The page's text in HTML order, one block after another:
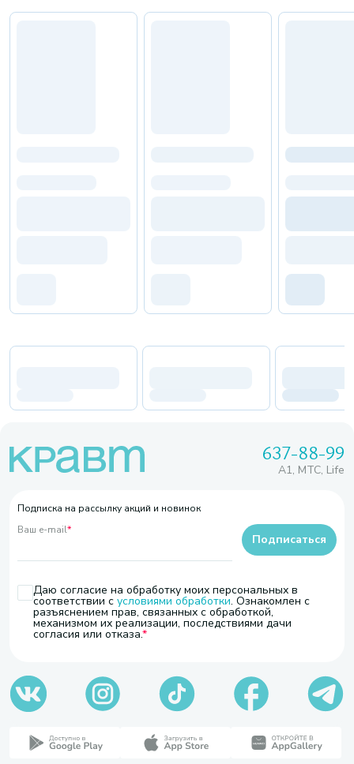
637-88-99
A1, МТС, Life
Подписка на рассылку акций и новинок
Ваш e-mail*
Даю согласие на обработку моих персональных в
соответствии с условиями обработки. Ознакомлен с
разъяснением прав, связанных с обработкой,
механизмом их реализации, последствиями дачи
согласия или отказа.
Подписаться